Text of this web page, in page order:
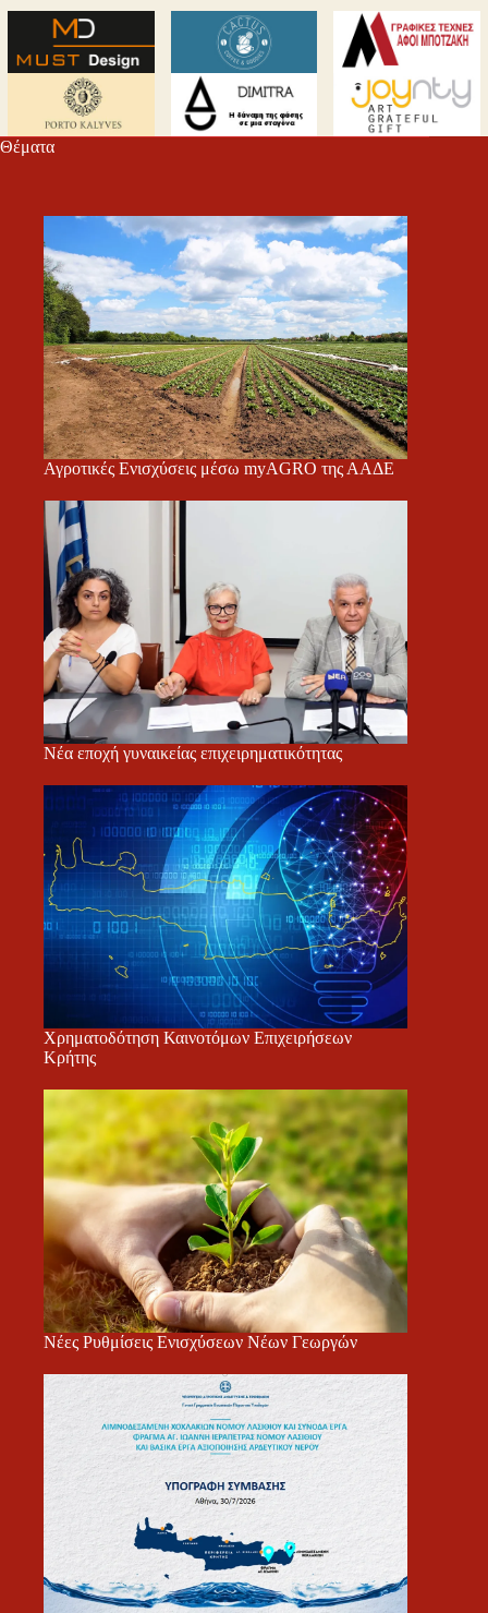
Θέματα
Αγροτικές Ενισχύσεις μέσω myAGRO της ΑΑΔΕ
Νέα εποχή γυναικείας επιχειρηματικότητας
Χρηματοδότηση Καινοτόμων Επιχειρήσεων
Κρήτης
Νέες Ρυθμίσεις Ενισχύσεων Νέων Γεωργών